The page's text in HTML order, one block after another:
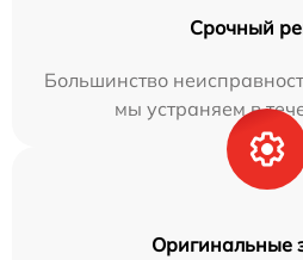
Срочный
Большинство
мы устраняем в
Оригинальные